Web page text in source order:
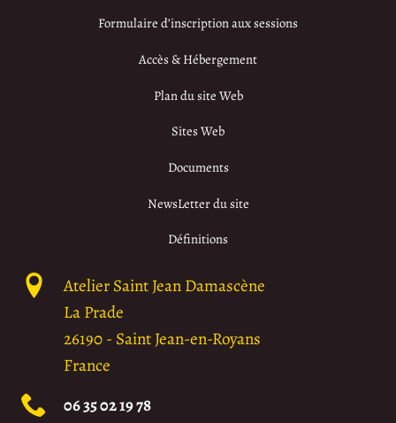
Formulaire d’inscription aux sessions
Accès & Hébergement
Plan du site Web
Sites Web
Documents
NewsLetter du site
Définitions
Atelier Saint Jean Damascène
La Prade
26190- Saint Jean-en-Royans
France
06 35 02 19 78